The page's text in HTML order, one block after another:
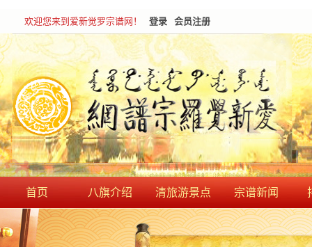
欢迎您来到爱新觉罗宗谱网！ 登录 会员注册
首页 八旗介绍 清旅游景点 宗谱新闻